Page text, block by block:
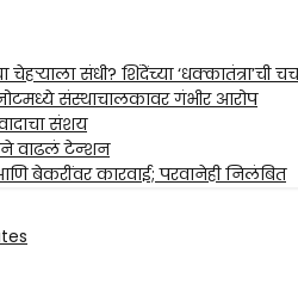
संधी? शिंदेंच्या ‘धक्कातंत्रा’ची
संस्थाचालकावर गंभीर आरोप
संशय
वाढलं टेन्शन
बेकरींवर कारवाई; परवानेही निलंबित